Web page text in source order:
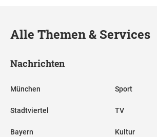
Alle Themen & Services
Nachrichten
München
Stadtviertel
Bayern
Sport
TV
Kultur